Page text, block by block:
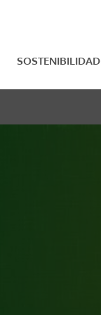
SOSTENIBILIDAD